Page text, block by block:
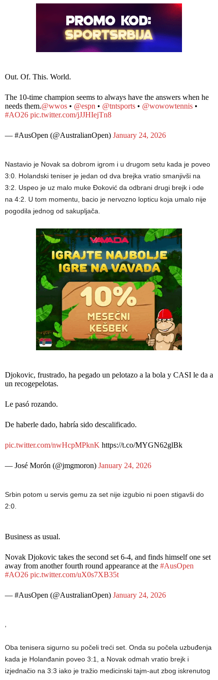
Out. Of. This. World.
The 10-time champion seems to always have the answers when he
needs them.@wwos • @espn • @tntsports • @wowowtennis •
#AO26 pic.twitter.com/jJJHIejTn8
— #AusOpen (@AustralianOpen) January 24, 2026
Nastavio je Novak sa dobrom igrom i u drugom setu kada je poveo
3:0. Holandski teniser je jedan od dva brejka vratio smanjivši na
3:2. Uspeo je uz malo muke Đoković da odbrani drugi brejk i ode
na 4:2. U tom momentu, bacio je nervozno lopticu koja umalo nije
pogodila jednog od sakupljača.
Djokovic, frustrado, ha pegado un pelotazo a la bola y CASI le da a
un recogepelotas.
Le pasó rozando.
De haberle dado, habría sido descalificado.
pic.twitter.com/nwHcpMPknK https://t.co/MYGN62glBk
— José Morón (@jmgmoron) January 24, 2026
Srbin potom u servis gemu za set nije izgubio ni poen stigavši do
2:0.
Business as usual.
Novak Djokovic takes the second set 6-4, and finds himself one set
away from another fourth round appearance at the #AusOpen
#AO26 pic.twitter.com/uX0s7XB35t
— #AusOpen (@AustralianOpen) January 24, 2026
‚
Oba tenisera sigurno su počeli treći set. Onda su počela uzbuđenja
kada je Holanđanin poveo 3:1, a Novak odmah vratio brejk i
izjednačio na 3:3 iako je tražio medicinski tajm-aut zbog iskrenutog